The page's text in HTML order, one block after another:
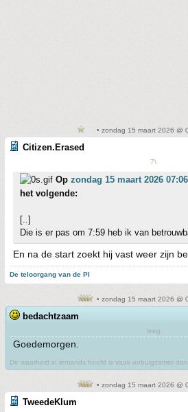
• zondag 15 maart 2026 @
Citizen.Erased
7\
Op zondag 15 maart 2026 07:06
het volgende:
[..]
Die is er pas om 7:59 heb ik van
En na de start zoekt hij vast weer zijn
De teloorgang van de PI
• zondag 15 maart 2026 @
bedachtzaam
leeg
Goedemorgen.
De waarheid in iemands hoofd is vaak onbuigzamer
• zondag 15 maart 2026 @
TweedeKlum